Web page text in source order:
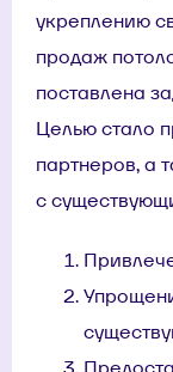
укреплению
продаж
поставлена
Целью стало
партнеров, а
с